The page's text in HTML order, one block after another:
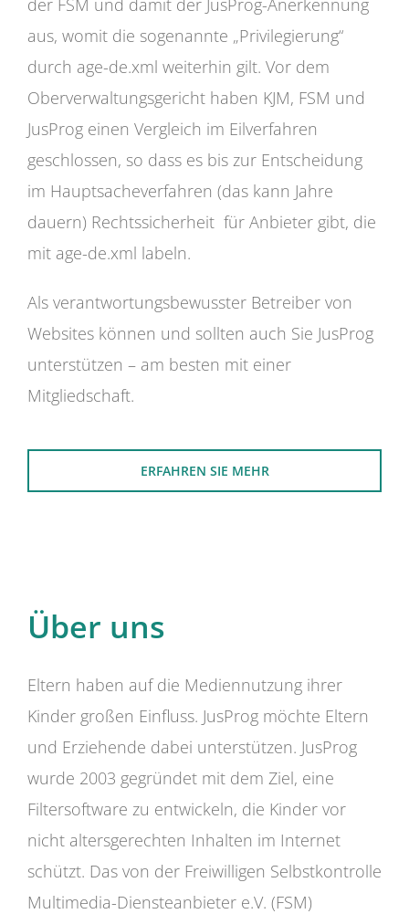
der FSM und damit der JusProg-Anerkennung
aus, womit die sogenannte „Privilegierung“
durch age-de.xml weiterhin gilt. Vor dem
Oberverwaltungsgericht haben KJM, FSM und
JusProg einen Vergleich im Eilverfahren
geschlossen, so dass es bis zur Entscheidung
im Hauptsacheverfahren (das kann Jahre
dauern) Rechtssicherheit für Anbieter gibt, die
mit age-de.xml labeln.
Als verantwortungsbewusster Betreiber von
Websites können und sollten auch Sie JusProg
unterstützen – am besten mit einer
Mitgliedschaft.
ERFAHREN SIE MEHR
Über uns
Eltern haben auf die Mediennutzung ihrer
Kinder großen Einfluss. JusProg möchte Eltern
und Erziehende dabei unterstützen. JusProg
wurde 2003 gegründet mit dem Ziel, eine
Filtersoftware zu entwickeln, die Kinder vor
nicht altersgerechten Inhalten im Internet
schützt. Das von der Freiwilligen Selbstkontrolle
Multimedia-Diensteanbieter e.V. (FSM)